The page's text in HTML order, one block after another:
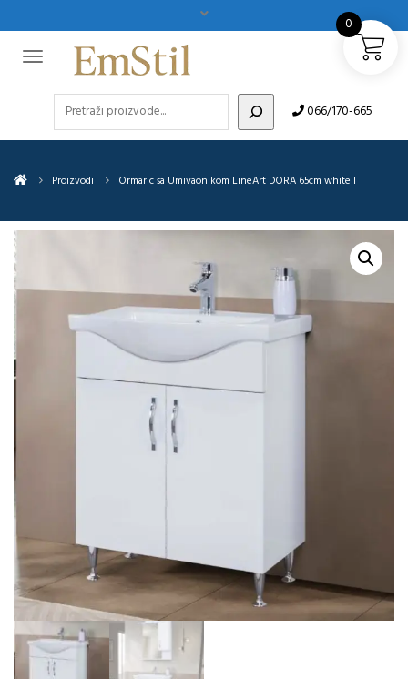
066/170-665
Proizvodi Ormaric sa Umivaonikom LineArt DORA 65cm white I
0